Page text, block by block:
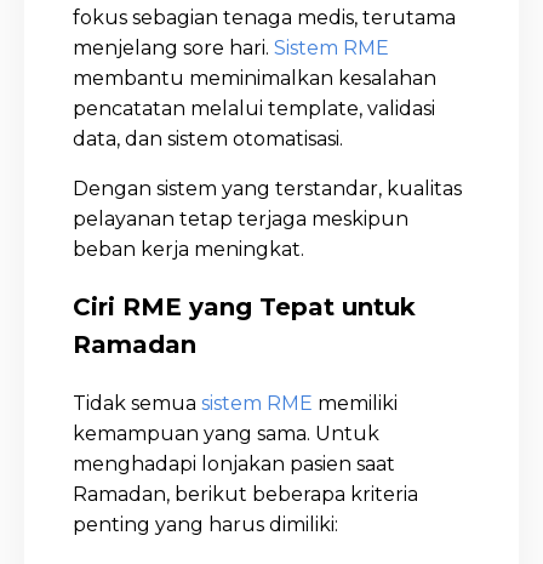
fokus sebagian tenaga medis, terutama
menjelang sore hari. Sistem RME
membantu meminimalkan kesalahan
pencatatan melalui template, validasi
data, dan sistem otomatisasi.
Dengan sistem yang terstandar, kualitas
pelayanan tetap terjaga meskipun
beban kerja meningkat.
Ciri RME yang Tepat untuk
Ramadan
Tidak semua sistem RME memiliki
kemampuan yang sama. Untuk
menghadapi lonjakan pasien saat
Ramadan, berikut beberapa kriteria
penting yang harus dimiliki: